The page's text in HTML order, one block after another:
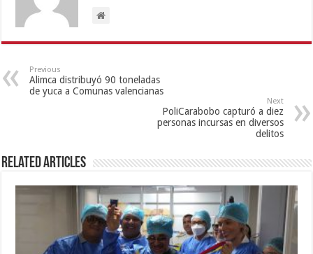
Previous
Alimca distribuyó 90 toneladas
de yuca a Comunas valencianas
Next
PoliCarabobo capturó a diez
personas incursas en diversos
delitos
Related Articles